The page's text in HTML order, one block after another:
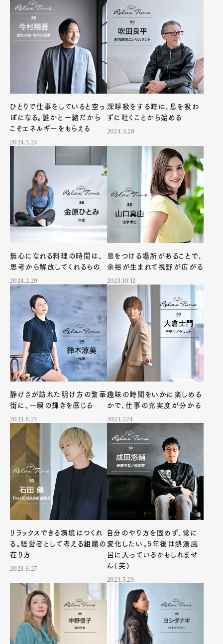
ひとりで仕事をしていると空っ
ぽになる。誰かと一緒だから
こそエネルギーをもらえる
2024.5.24
深呼吸をする時は、息を吸わ
ずに吐くことから始める
2024.3.28
無心になれる料理の時間は、
思考から解放してくれるもの
2024.2.29
息をつける場所があることで、
余裕が生まれて視野が広がる
2023.10.12
静けさが訪れた明け方の繁華
街に、一瞬の輝きを感じる
2023.8.23
趣味の時間をいかに楽しめる
かで、仕事の充実度が分かる
2023.7.24
リラックスできる環境はつくれ
る。経営者として考える組織の
在り方
2023.6.27
自分のやり方を固めず、常に
変化したい。5年後は熱湯風
呂に入っているかもしれませ
ん（笑）
2023.5.29